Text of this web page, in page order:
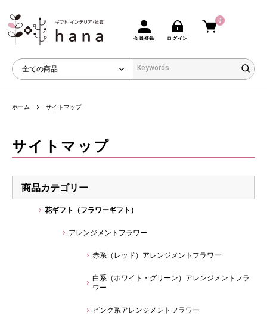
会員登録 ログイン
0
ホーム サイトマップ
サイトマップ
商品カテゴリー
花ギフト（フラワーギフト）
アレンジメントフラワー
赤系（レッド）アレンジメントフラワー
白系（ホワイト・グリーン）アレンジメントフラ
ワー
ピンク系アレンジメントフラワー